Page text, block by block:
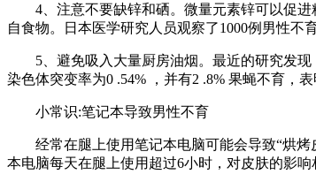
4、注意不要缺锌和硒。微量元素锌可以促进
自食物。日本医学研究人员观察了1000例男性不
5、避免吸入大量厨房油烟。最近的研究发现
染色体突变率为0 .54% ，并有2 .8% 果蝇不育，
小常识:笔记本导致男性不育
经常在腿上使用笔记本电脑可能会导致“烘烤
本电脑每天在腿上使用超过6小时，对皮肤的影响